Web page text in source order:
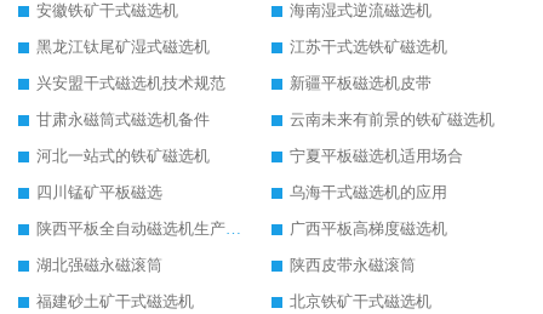
安徽铁矿干式磁选机
海南湿式逆流磁选机
黑龙江钛尾矿湿式磁选机
江苏干式选铁矿磁选机
兴安盟干式磁选机技术规范
新疆平板磁选机皮带
甘肃永磁筒式磁选机备件
云南未来有前景的铁矿磁选机
河北一站式的铁矿磁选机
宁夏平板磁选机适用场合
四川锰矿平板磁选
乌海干式磁选机的应用
陕西平板全自动磁选机生产厂家
广西平板高梯度磁选机
湖北强磁永磁滚筒
陕西皮带永磁滚筒
福建砂土矿干式磁选机
北京铁矿干式磁选机